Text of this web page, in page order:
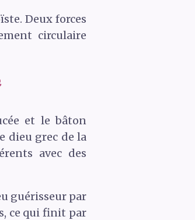
Deux forces
circulaire
et le bâton
dieu grec de la
avec des
guérisseur par
ce qui finit par